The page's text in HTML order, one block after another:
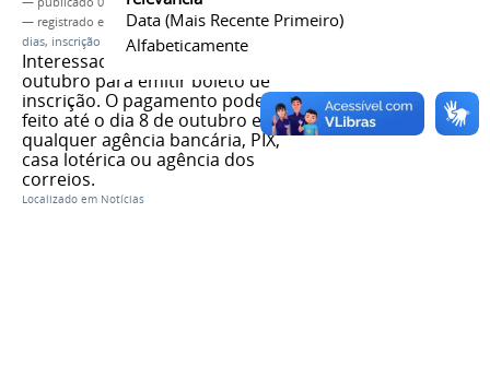
Data (mais Recente Primeiro)
Alfabeticamente
— registrado em:
Processo Seletivo 2025,últimos
dias, inscrição
Interessados têm até o dia 7 de
outubro para emitir boleto de
inscrição. O pagamento pode ser
feito até o dia 8 de outubro em
qualquer agência bancária, PIX,
casa lotérica ou agência dos
correios.
Localizado em Notícias